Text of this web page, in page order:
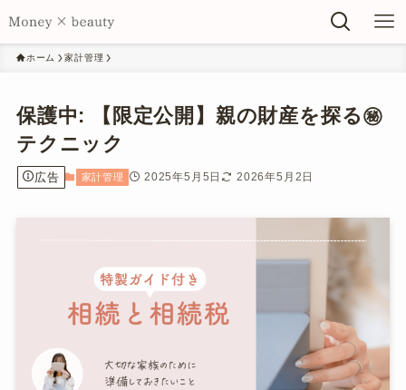
ホーム 家計管理
保護中: 【限定公開】親の財産を探る㊙︎
テクニック
広告 家計管理 2025年5月5日 2026年5月2日